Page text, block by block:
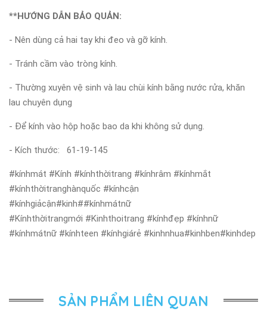
**HƯỚNG DẪN BẢO QUẢN:
- Nên dùng cả hai tay khi đeo và gỡ kính.
- Tránh cầm vào tròng kính.
- Thường xuyên vệ sinh và lau chùi kính bằng nước rửa, khăn
lau chuyên dụng
- Để kính vào hộp hoặc bao da khi không sử dụng.
- Kích thước: 61-19-145
#kínhmát #Kính #kínhthờitrang #kínhrâm #kínhmắt
#kínhthờitranghànquốc #kínhcận
#kínhgiảcận#kinh##kínhmátnữ
#Kínhthờitrangmới #Kinhthoitrang #kínhđẹp #kínhnữ
#kínhmátnữ #kínhteen #kínhgiárẻ #kinhnhua#kinhben#kinhdep
SẢN PHẨM LIÊN QUAN